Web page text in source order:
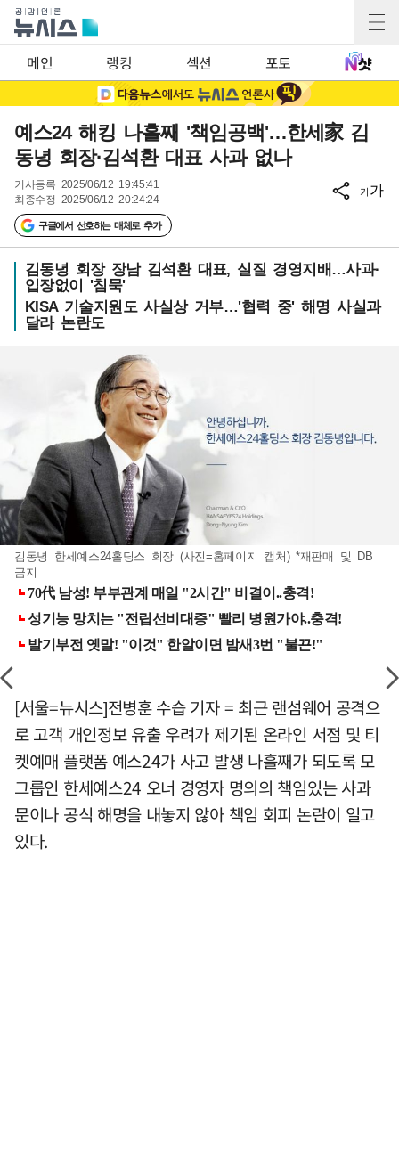
메인 랭킹 섹션 포토
예스24 해킹 나흘째 '책임공백'…한세家 김
동녕 회장·김석환 대표 사과 없나
기사등록 2025/06/12 19:45:41
최종수정 2025/06/12 20:24:24
구글에서 선호하는 매체로 추가
가가
김동녕 회장 장남 김석환 대표, 실질 경영지배…사과·
입장없이 '침묵'
KISA 기술지원도 사실상 거부…'협력 중' 해명 사실과
달라 논란도
김동녕 한세예스24홀딩스 회장 (사진=홈페이지 캡처) *재판매 및 DB
금지
[서울=뉴시스]전병훈 수습 기자 = 최근 랜섬웨어 공격으
로 고객 개인정보 유출 우려가 제기된 온라인 서점 및 티
켓예매 플랫폼 예스24가 사고 발생 나흘째가 되도록 모
그룹인 한세예스24 오너 경영자 명의의 책임있는 사과
문이나 공식 해명을 내놓지 않아 책임 회피 논란이 일고
있다.